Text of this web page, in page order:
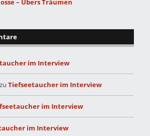
– Übers Träumen
im Interview
zu Tiefseetaucher im Interview
im Interview
im Interview